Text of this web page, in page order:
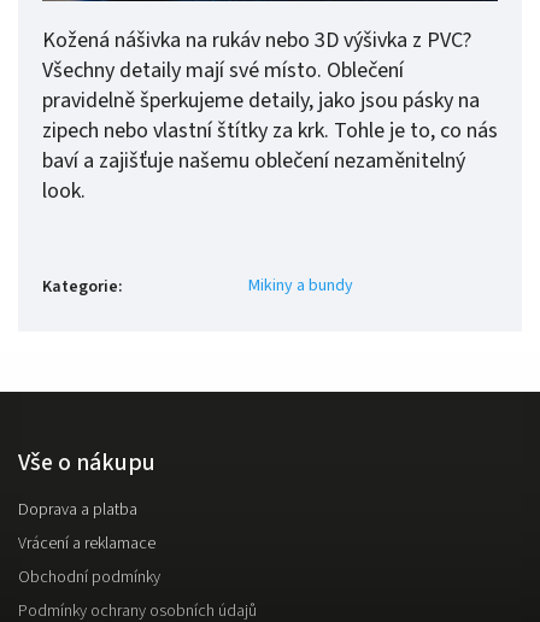
Kožená nášivka na rukáv nebo 3D výšivka z PVC?
Všechny detaily mají své místo. Oblečení
pravidelně šperkujeme detaily, jako jsou pásky na
zipech nebo vlastní štítky za krk. Tohle je to, co nás
baví a zajišťuje našemu oblečení nezaměnitelný
look.
Kategorie: Mikiny a bundy
Vše o nákupu
Doprava a platba
Vrácení a reklamace
Obchodní podmínky
Podmínky ochrany osobních údajů